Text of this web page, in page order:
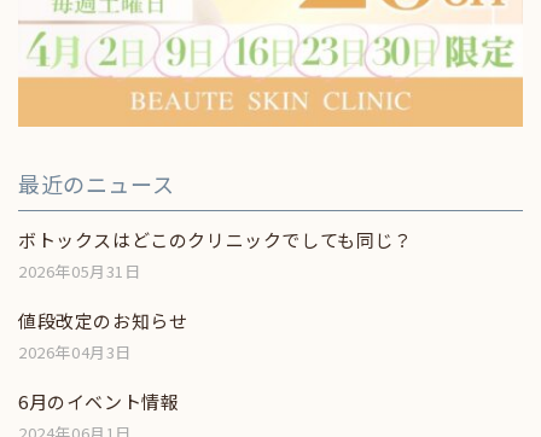
最近のニュース
ボトックスはどこのクリニックでしても同じ？
2026年05月31日
値段改定のお知らせ
2026年04月3日
6月のイベント情報